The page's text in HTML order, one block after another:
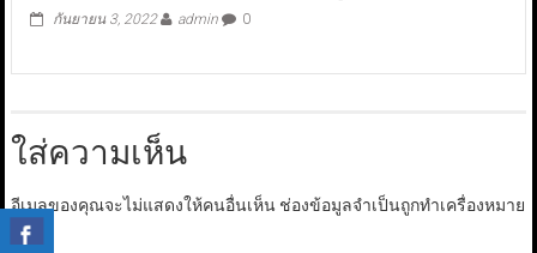
กันยายน 3, 2022 admin 0
ใส่ความเห็น
อีเมลของคุณจะไม่แสดงให้คนอื่นเห็น ช่องข้อมูลจำเป็นถูกทำเครื่องหมาย